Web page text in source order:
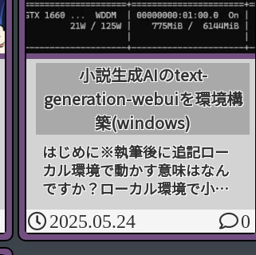
小説生成AIのtext-
generation-webuiを環境構
築(windows)
はじめに※執筆後に追記ロー
カル環境で動かす意味はなん
ですか？ローカル環境で小説
生成AIを行うのは多くのデメ
リットが存在します。VRAM
16GB以上のグラフィックボー
2025.05.24 0